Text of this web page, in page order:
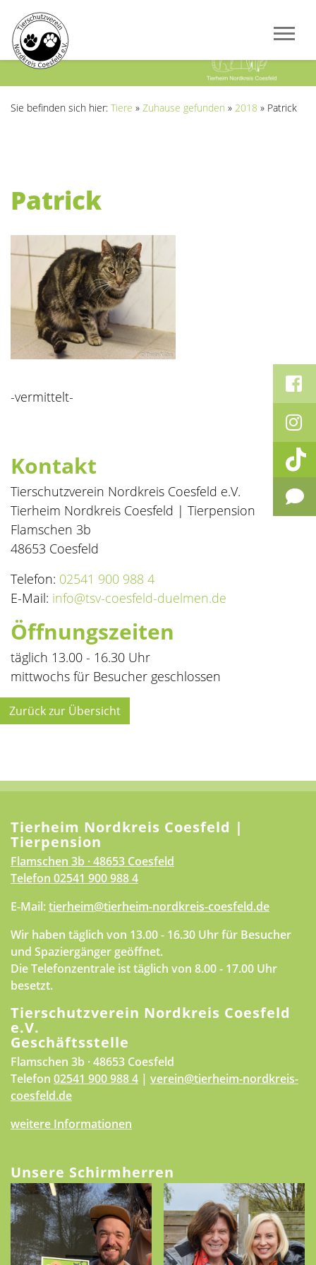
Sie befinden sich hier: Tiere » Zuhause gefunden » 2018 » Patrick
Patrick
-vermittelt-
Kontakt
Tierschutzverein Nordkreis Coesfeld e.V.
Tierheim Nordkreis Coesfeld | Tierpension
Flamschen 3b
48653 Coesfeld
Telefon: 02541 900 988 4
E-Mail: info@tsv-coesfeld-duelmen.de
Öffnungszeiten
täglich 13.00 - 16.30 Uhr
mittwochs für Besucher geschlossen
Zurück zur Übersicht
Tierheim Nordkreis Coesfeld |
Tierpension
Flamschen 3b · 48653 Coesfeld
Telefon 02541 900 988 4
E-Mail:tierheim@tierheim-nordkreis-coesfeld.de
Wir haben täglich von 13.00 - 16.30 Uhr für Besucher
und Spaziergänger geöffnet.
Die Telefonzentrale ist täglich von 8.00 - 17.00 Uhr
besetzt.
Tierschutzverein Nordkreis Coesfeld
e.V.
Geschäftsstelle
Flamschen 3b · 48653 Coesfeld
Telefon 02541 900 988 4 | verein@tierheim-nordkreis-
coesfeld.de
weitere Informationen
Unsere Schirmherren